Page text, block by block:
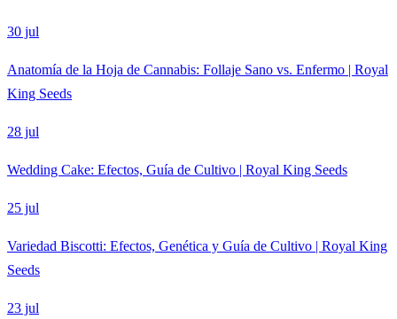
30 jul
Anatomía de la Hoja de Cannabis: Follaje Sano vs. Enfermo | Royal
King Seeds
28 jul
Wedding Cake: Efectos, Guía de Cultivo | Royal King Seeds
25 jul
Variedad Biscotti: Efectos, Genética y Guía de Cultivo | Royal King
Seeds
23 jul